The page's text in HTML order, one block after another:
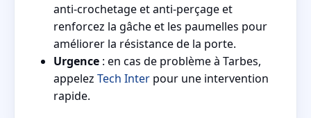
anti-crochetage et anti-perçage et
renforcez la gâche et les paumelles pour
améliorer la résistance de la porte.
Urgence : en cas de problème à Tarbes,
appelez Tech Inter pour une intervention
rapide.